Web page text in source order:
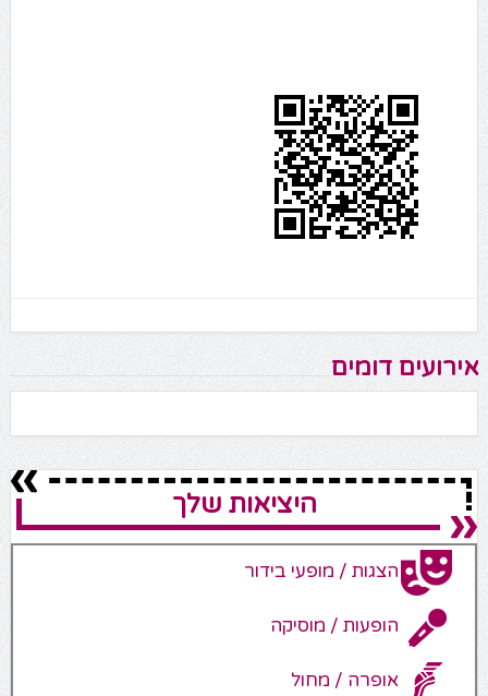
אירועים דומים
היציאות שלך
הצגות / מופעי בידור
הופעות / מוסיקה
אופרה / מחול